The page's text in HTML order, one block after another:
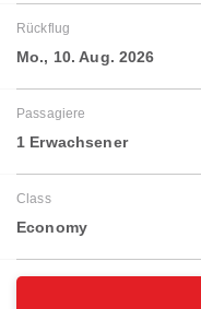
Rückflug
Mo., 10. Aug. 2026
Passagiere
1 Erwachsener
Class
Economy